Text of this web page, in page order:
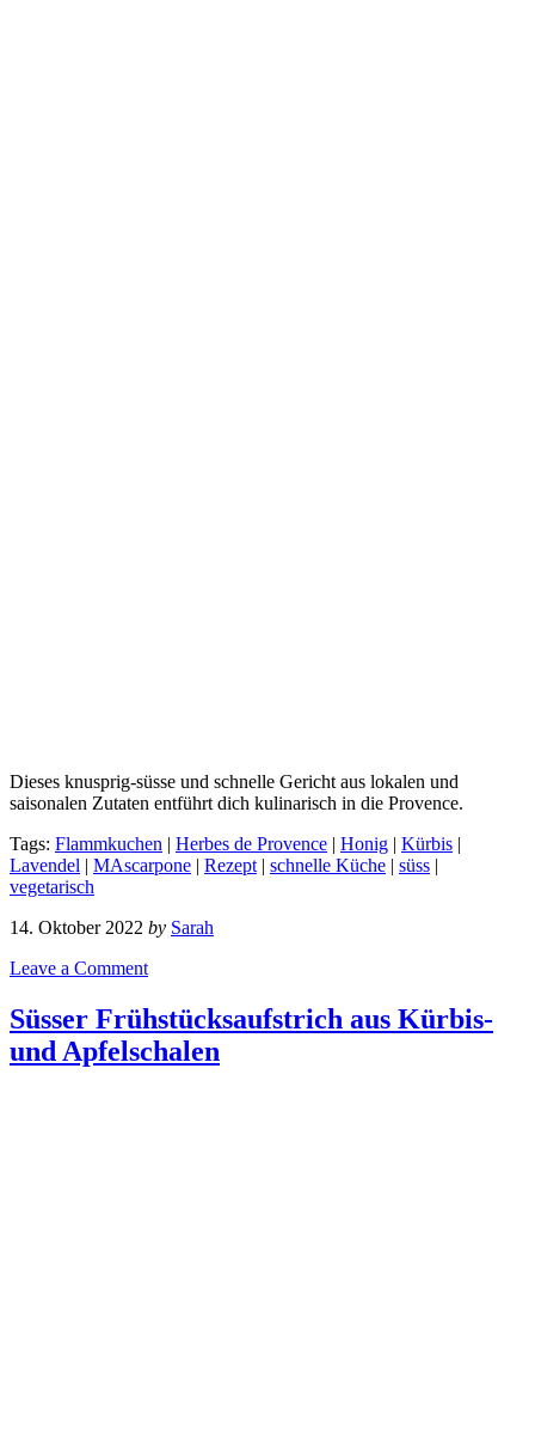
Dieses knusprig-süsse und schnelle Gericht aus lokalen und
saisonalen Zutaten entführt dich kulinarisch in die Provence.
Tags: Flammkuchen | Herbes de Provence | Honig | Kürbis |
Lavendel | MAscarpone | Rezept | schnelle Küche | süss |
vegetarisch
14. Oktober 2022 by Sarah
Leave a Comment
Süsser Frühstücksaufstrich aus Kürbis-
und Apfelschalen